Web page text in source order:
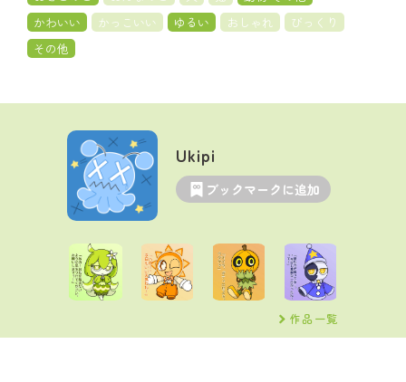
かわいい
かっこいい ゆるい おしゃれ
びっくり
その他
Ukipi
ブックマークに追加
作品一覧